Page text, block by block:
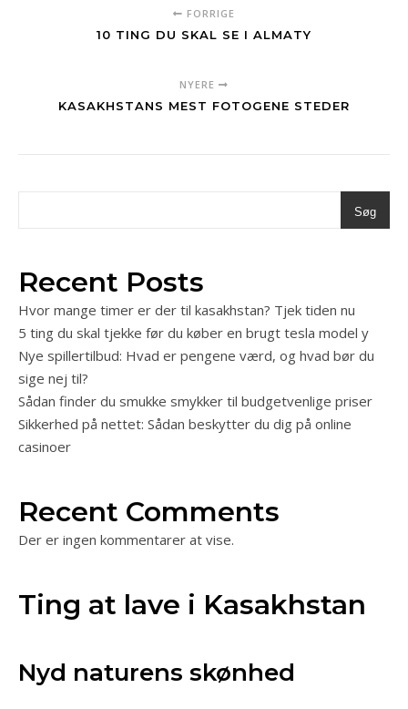
FORRIGE
10 TING DU SKAL SE I ALMATY
NYERE
KASAKHSTANS MEST FOTOGENE STEDER
Søg
Recent Posts
Hvor mange timer er der til kasakhstan? Tjek tiden nu
5 ting du skal tjekke før du køber en brugt tesla model y
Nye spillertilbud: Hvad er pengene værd, og hvad bør du
sige nej til?
Sådan finder du smukke smykker til budgetvenlige priser
Sikkerhed på nettet: Sådan beskytter du dig på online
casinoer
Recent Comments
Der er ingen kommentarer at vise.
Ting at lave i Kasakhstan
Nyd naturens skønhed